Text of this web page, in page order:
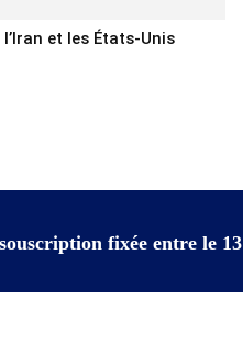
et les États-Unis
fixée entre le 13